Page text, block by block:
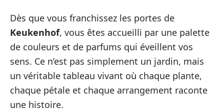
Dès que vous franchissez les portes de
Keukenhof, vous êtes accueilli par une palette
de couleurs et de parfums qui éveillent vos
sens. Ce n’est pas simplement un jardin, mais
un véritable tableau vivant où chaque plante,
chaque pétale et chaque arrangement raconte
une histoire.